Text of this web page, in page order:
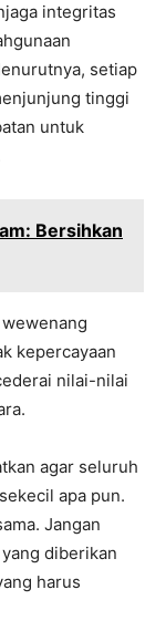
integritas
setiap
tinggi
untuk
Bersihkan
kepercayaan
nilai-nilai
agar seluruh
apa pun.
Jangan
diberikan
harus